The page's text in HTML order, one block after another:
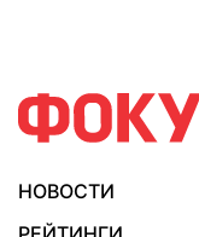
НОВОСТИ